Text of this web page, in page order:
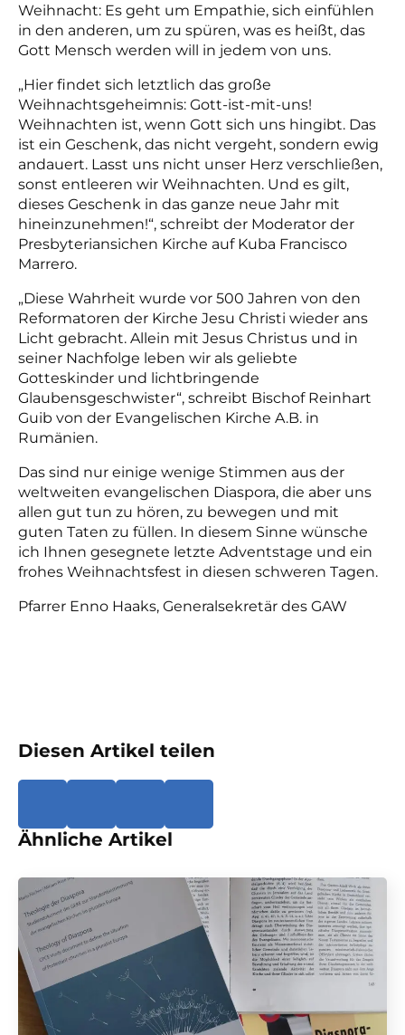
Weihnacht: Es geht um Empathie, sich einfühlen
in den anderen, um zu spüren, was es heißt, das
Gott Mensch werden will in jedem von uns.
„Hier findet sich letztlich das große
Weihnachtsgeheimnis: Gott-ist-mit-uns!
Weihnachten ist, wenn Gott sich uns hingibt. Das
ist ein Geschenk, das nicht vergeht, sondern ewig
andauert. Lasst uns nicht unser Herz verschließen,
sonst entleeren wir Weihnachten. Und es gilt,
dieses Geschenk in das ganze neue Jahr mit
hineinzunehmen!“, schreibt der Moderator der
Presbyteriansichen Kirche auf Kuba Francisco
Marrero.
„Diese Wahrheit wurde vor 500 Jahren von den
Reformatoren der Kirche Jesu Christi wieder ans
Licht gebracht. Allein mit Jesus Christus und in
seiner Nachfolge leben wir als geliebte
Gotteskinder und lichtbringende
Glaubensgeschwister“, schreibt Bischof Reinhart
Guib von der Evangelischen Kirche A.B. in
Rumänien.
Das sind nur einige wenige Stimmen aus der
weltweiten evangelischen Diaspora, die aber uns
allen gut tun zu hören, zu bewegen und mit
guten Taten zu füllen. In diesem Sinne wünsche
ich Ihnen gesegnete letzte Adventstage und ein
frohes Weihnachtsfest in diesen schweren Tagen.
Pfarrer Enno Haaks, Generalsekretär des GAW
Diesen Artikel teilen
Ähnliche Artikel